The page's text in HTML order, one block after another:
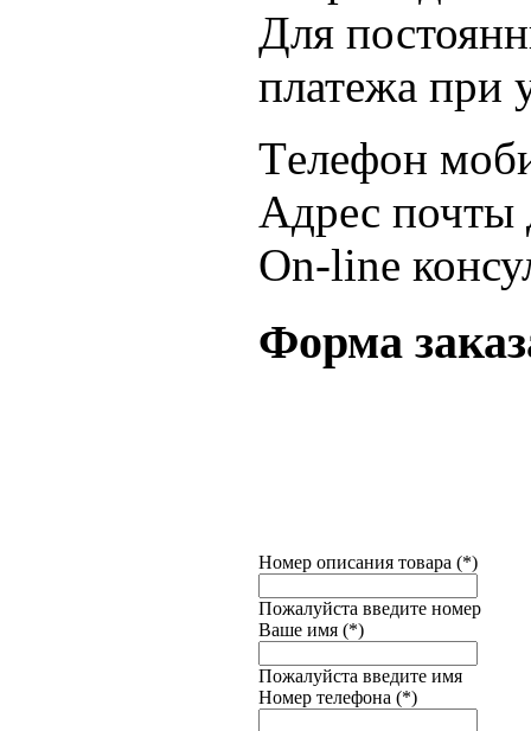
Для
платежа при
Тeлeфон
Адрес почты
On-line
Форма
Номер описания товара (*)
Пожалуйста введите номер
Ваше имя (*)
Пожалуйста введите имя
Номер тeлeфона (*)